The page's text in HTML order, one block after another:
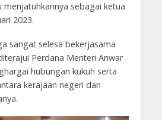
menjatuhkannya sebagai ketua
2023.
sangat selesa bekerjasama
Perdana Menteri Anwar
hubungan kukuh serta
kerajaan negeri dan